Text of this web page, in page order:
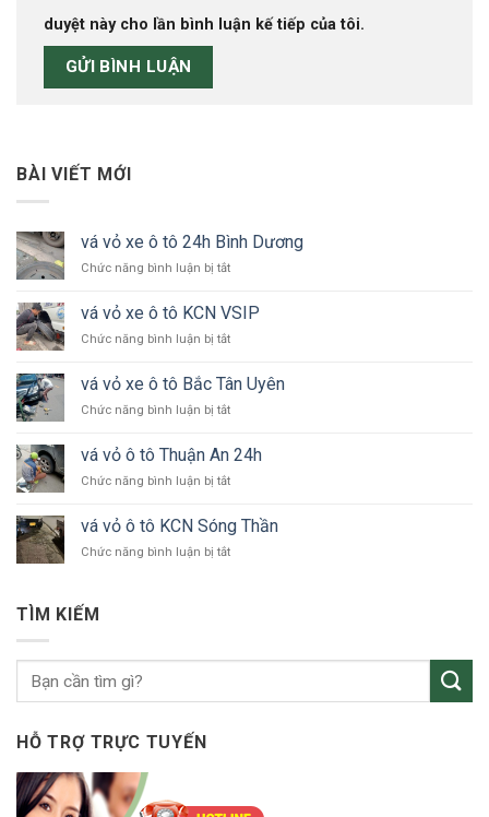
duyệt này cho lần bình luận kế tiếp của tôi.
BÀI VIẾT MỚI
vá vỏ xe ô tô 24h Bình Dương
Chức năng bình luận bị tắtở
vỏ
xe
ô
24h
Dương
vá vỏ xe ô tô KCN VSIP
Chức năng bình luận bị tắtở
vỏ
xe
ô
KCN
vá vỏ xe ô tô Bắc Tân Uyên
Chức năng bình luận bị tắtở
vỏ
xe
ô
Bắc
Tân
Uyên
vá vỏ ô tô Thuận An 24h
Chức năng bình luận bị tắtở
ô
tô
vá vỏ ô tô KCN Sóng Thần
Chức năng bình luận bị tắtở
Sóng
TÌM KIẾM
HỖ TRỢ TRỰC TUYẾN